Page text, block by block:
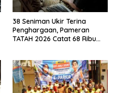
38 Seniman Ukir Terina
Penghargaan, Pameran
TATAH 2026 Catat 68 Ribu